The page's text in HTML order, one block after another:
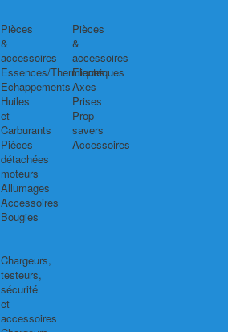
Pièces
&
accessoires
Essences/Thermiques
Echappements
Huiles
et
Carburants
Pièces
détachées
moteurs
Allumages
Accessoires
Bougies
Pièces
&
accessoires
Electriques
Axes
Prises
Prop
savers
Accessoires
Chargeurs,
testeurs,
sécurité
et
accessoires